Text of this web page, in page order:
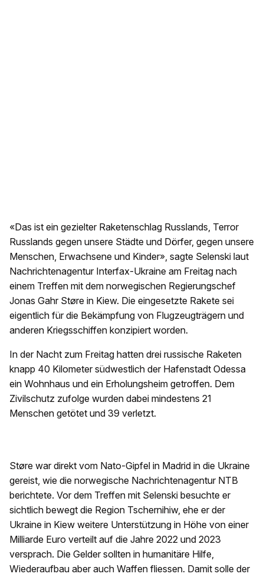
«Das ist ein gezielter Raketenschlag Russlands, Terror
Russlands gegen unsere Städte und Dörfer, gegen unsere
Menschen, Erwachsene und Kinder», sagte Selenski laut
Nachrichtenagentur Interfax-Ukraine am Freitag nach
einem Treffen mit dem norwegischen Regierungschef
Jonas Gahr Støre in Kiew. Die eingesetzte Rakete sei
eigentlich für die Bekämpfung von Flugzeugträgern und
anderen Kriegsschiffen konzipiert worden.
In der Nacht zum Freitag hatten drei russische Raketen
knapp 40 Kilometer südwestlich der Hafenstadt Odessa
ein Wohnhaus und ein Erholungsheim getroffen. Dem
Zivilschutz zufolge wurden dabei mindestens 21
Menschen getötet und 39 verletzt.
Støre war direkt vom Nato-Gipfel in Madrid in die Ukraine
gereist, wie die norwegische Nachrichtenagentur NTB
berichtete. Vor dem Treffen mit Selenski besuchte er
sichtlich bewegt die Region Tschernihiw, ehe er der
Ukraine in Kiew weitere Unterstützung in Höhe von einer
Milliarde Euro verteilt auf die Jahre 2022 und 2023
versprach. Die Gelder sollten in humanitäre Hilfe,
Wiederaufbau aber auch Waffen fliessen. Damit solle der